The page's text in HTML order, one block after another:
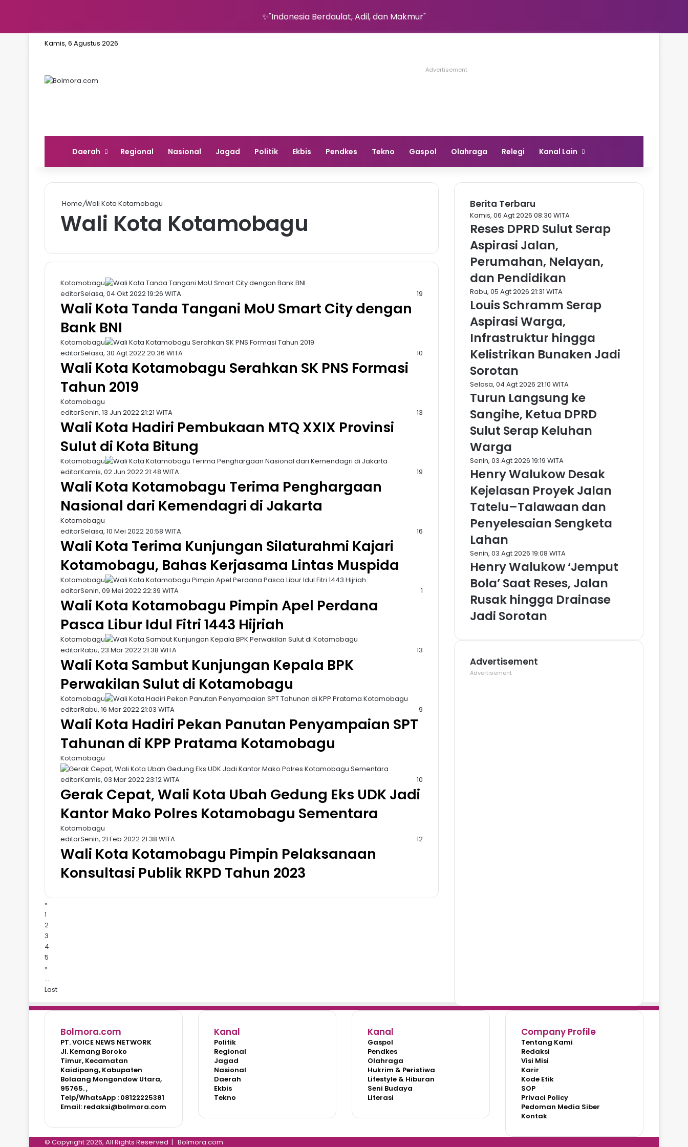
✨"Indonesia Berdaulat, Adil, dan Makmur"
Kamis, 6 Agustus 2026
Advertisement
HomeDaerah Regional Nasional Jagad Politik Ekbis Pendkes Tekno Gaspol Olahraga Relegi Kanal Lain
Home/Wali Kota Kotamobagu
Wali Kota Kotamobagu
Kotamobagu
editorSelasa, 04 Okt 2022 19:26 WITA 19
Wali Kota Tanda Tangani MoU Smart City dengan
Bank BNI
Kotamobagu
editorSelasa, 30 Agt 2022 20:36 WITA 10
Wali Kota Kotamobagu Serahkan SK PNS Formasi
Tahun 2019
Kotamobagu
editorSenin, 13 Jun 2022 21:21 WITA 13
Wali Kota Hadiri Pembukaan MTQ XXIX Provinsi
Sulut di Kota Bitung
Kotamobagu
editorKamis, 02 Jun 2022 21:48 WITA 19
Wali Kota Kotamobagu Terima Penghargaan
Nasional dari Kemendagri di Jakarta
Kotamobagu
editorSelasa, 10 Mei 2022 20:58 WITA 16
Wali Kota Terima Kunjungan Silaturahmi Kajari
Kotamobagu, Bahas Kerjasama Lintas Muspida
Kotamobagu
editorSenin, 09 Mei 2022 22:39 WITA 1
Wali Kota Kotamobagu Pimpin Apel Perdana
Pasca Libur Idul Fitri 1443 Hijriah
Kotamobagu
editorRabu, 23 Mar 2022 21:38 WITA 13
Wali Kota Sambut Kunjungan Kepala BPK
Perwakilan Sulut di Kotamobagu
Kotamobagu
editorRabu, 16 Mar 2022 21:03 WITA 9
Wali Kota Hadiri Pekan Panutan Penyampaian SPT
Tahunan di KPP Pratama Kotamobagu
Kotamobagu
editorKamis, 03 Mar 2022 23:12 WITA 10
Gerak Cepat, Wali Kota Ubah Gedung Eks UDK Jadi
Kantor Mako Polres Kotamobagu Sementara
Kotamobagu
editorSenin, 21 Feb 2022 21:38 WITA 12
Wali Kota Kotamobagu Pimpin Pelaksanaan
Konsultasi Publik RKPD Tahun 2023
«
1
2
3
4
5
»
...
Last
Berita Terbaru
Kamis, 06 Agt 2026 08:30 WITA
Reses DPRD Sulut Serap
Aspirasi Jalan,
Perumahan, Nelayan,
dan Pendidikan
Rabu, 05 Agt 2026 21:31 WITA
Louis Schramm Serap
Aspirasi Warga,
Infrastruktur hingga
Kelistrikan Bunaken Jadi
Sorotan
Selasa, 04 Agt 2026 21:10 WITA
Turun Langsung ke
Sangihe, Ketua DPRD
Sulut Serap Keluhan
Warga
Senin, 03 Agt 2026 19:19 WITA
Henry Walukow Desak
Kejelasan Proyek Jalan
Tatelu–Talawaan dan
Penyelesaian Sengketa
Lahan
Senin, 03 Agt 2026 19:08 WITA
Henry Walukow ‘Jemput
Bola’ Saat Reses, Jalan
Rusak hingga Drainase
Jadi Sorotan
Advertisement
Advertisement
Bolmora.com
PT. VOICE NEWS NETWORK
Jl. Kemang Boroko
Timur, Kecamatan
Kaidipang, Kabupaten
Bolaang Mongondow Utara,
95765. ,
Telp/WhatsApp : 08122225381
Email: redaksi@bolmora.com
Kanal
Politik
Regional
Jagad
Nasional
Daerah
Ekbis
Tekno
Kanal
Gaspol
Pendkes
Olahraga
Hukrim & Peristiwa
Lifestyle & Hiburan
Seni Budaya
Literasi
Company Profile
Tentang Kami
Redaksi
Visi Misi
Karir
Kode Etik
SOP
Privaci Policy
Pedoman Media Siber
Kontak
© Copyright 2026, All Rights Reserved | Bolmora.com